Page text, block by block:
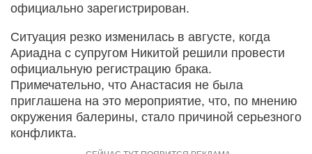
официально зарегистрирован.
Ситуация резко изменилась в августе, когда
Ариадна с супругом Никитой решили провести
официальную регистрацию брака.
Примечательно, что Анастасия не была
приглашена на это мероприятие, что, по мнению
окружения балерины, стало причиной серьезного
конфликта.